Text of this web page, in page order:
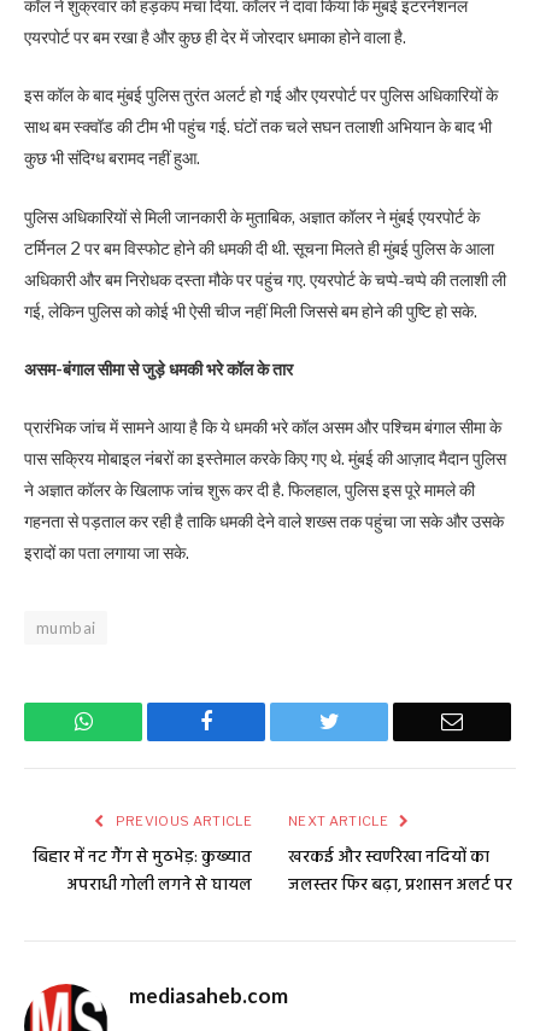
कॉल ने शुक्रवार को हड़कंप मचा दिया. कॉलर ने दावा किया कि मुंबई इंटरनेशनल
एयरपोर्ट पर बम रखा है और कुछ ही देर में जोरदार धमाका होने वाला है.
इस कॉल के बाद मुंबई पुलिस तुरंत अलर्ट हो गई और एयरपोर्ट पर पुलिस अधिकारियों के
साथ बम स्क्वॉड की टीम भी पहुंच गई. घंटों तक चले सघन तलाशी अभियान के बाद भी
कुछ भी संदिग्ध बरामद नहीं हुआ.
पुलिस अधिकारियों से मिली जानकारी के मुताबिक, अज्ञात कॉलर ने मुंबई एयरपोर्ट के
टर्मिनल 2 पर बम विस्फोट होने की धमकी दी थी. सूचना मिलते ही मुंबई पुलिस के आला
अधिकारी और बम निरोधक दस्ता मौके पर पहुंच गए. एयरपोर्ट के चप्पे-चप्पे की तलाशी ली
गई, लेकिन पुलिस को कोई भी ऐसी चीज नहीं मिली जिससे बम होने की पुष्टि हो सके.
असम-बंगाल सीमा से जुड़े धमकी भरे कॉल के तार
प्रारंभिक जांच में सामने आया है कि ये धमकी भरे कॉल असम और पश्चिम बंगाल सीमा के
पास सक्रिय मोबाइल नंबरों का इस्तेमाल करके किए गए थे. मुंबई की आज़ाद मैदान पुलिस
ने अज्ञात कॉलर के खिलाफ जांच शुरू कर दी है. फिलहाल, पुलिस इस पूरे मामले की
गहनता से पड़ताल कर रही है ताकि धमकी देने वाले शख्स तक पहुंचा जा सके और उसके
इरादों का पता लगाया जा सके.
mumbai
WhatsApp Facebook Twitter Email
PREVIOUS ARTICLE
बिहार में नट गैंग से मुठभेड़: कुख्यात
अपराधी गोली लगने से घायल
NEXT ARTICLE
खरकई और स्वर्णरेखा नदियों का
जलस्तर फिर बढ़ा, प्रशासन अलर्ट पर
mediasaheb.com